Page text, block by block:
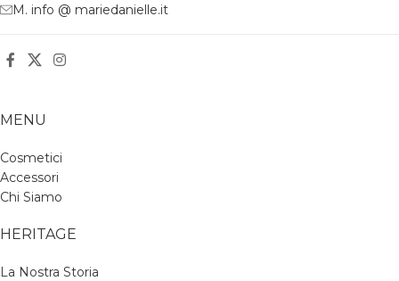
M. info @ mariedanielle.it
MENU
Cosmetici
Accessori
Chi Siamo
HERITAGE
La Nostra Storia